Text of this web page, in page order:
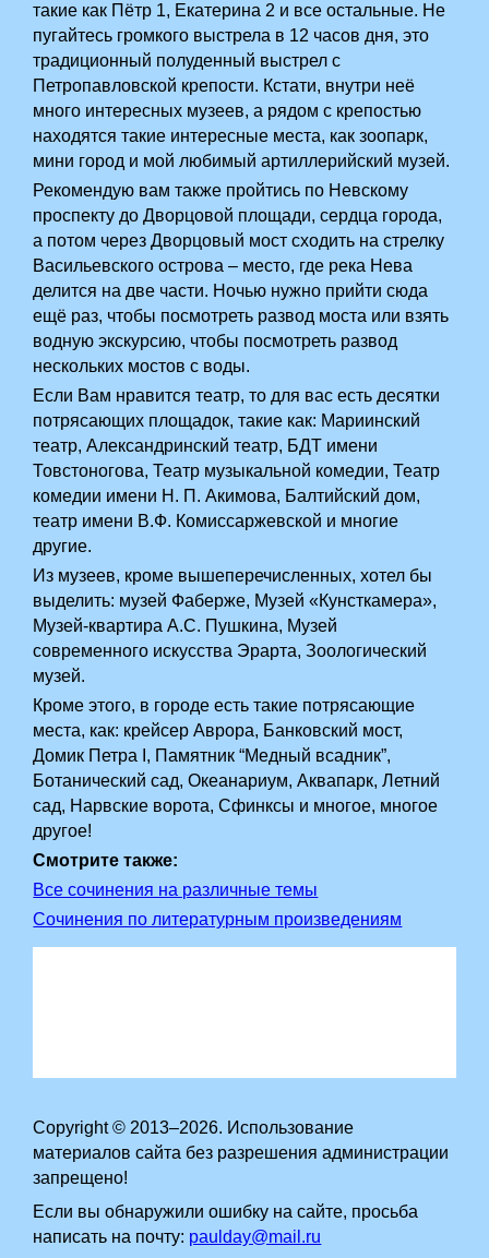
такие как Пётр 1, Екатерина 2 и все остальные. Не
пугайтесь громкого выстрела в 12 часов дня, это
традиционный полуденный выстрел с
Петропавловской крепости. Кстати, внутри неё
много интересных музеев, а рядом с крепостью
находятся такие интересные места, как зоопарк,
мини город и мой любимый артиллерийский музей.
Рекомендую вам также пройтись по Невскому
проспекту до Дворцовой площади, сердца города,
а потом через Дворцовый мост сходить на стрелку
Васильевского острова – место, где река Нева
делится на две части. Ночью нужно прийти сюда
ещё раз, чтобы посмотреть развод моста или взять
водную экскурсию, чтобы посмотреть развод
нескольких мостов с воды.
Если Вам нравится театр, то для вас есть десятки
потрясающих площадок, такие как: Мариинский
театр, Александринский театр, БДТ имени
Товстоногова, Театр музыкальной комедии, Театр
комедии имени Н. П. Акимова, Балтийский дом,
театр имени В.Ф. Комиссаржевской и многие
другие.
Из музеев, кроме вышеперечисленных, хотел бы
выделить: музей Фаберже, Музей «Кунсткамера»,
Музей-квартира А.С. Пушкина, Музей
современного искусства Эрарта, Зоологический
музей.
Кроме этого, в городе есть такие потрясающие
места, как: крейсер Аврора, Банковский мост,
Домик Петра I, Памятник “Медный всадник”,
Ботанический сад, Океанариум, Аквапарк, Летний
сад, Нарвские ворота, Сфинксы и многое, многое
другое!
Смотрите также:
Все сочинения на различные темы
Сочинения по литературным произведениям
Copyright © 2013–2026. Использование
материалов сайта без разрешения администрации
запрещено!
Если вы обнаружили ошибку на сайте, просьба
написать на почту: paulday@mail.ru